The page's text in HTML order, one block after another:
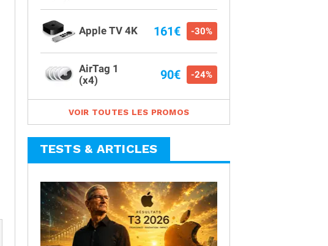
Apple TV 4K 161€ -30%
AirTag 1
(x4)
90€ -24%
VOIR TOUTES LES PROMOS
TESTS & ARTICLES